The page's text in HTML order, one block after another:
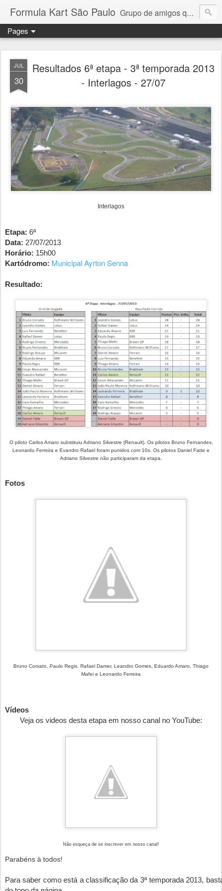
Formula Kart São Paulo Grupo de amigos que adoram pilotar e se reúnem uma vez por mês para a disputa de um campeonato competitivo e amigável. Granja Viana, Interlagos, Paulínia e Aldeia da Serra. Troféus e medalhas em todas as etapas para os 6 primeiros colocados + pole position e volta mais rápida da prova. Campeonato por pilotos e por equipe com troféus para os 3 primeiros + cada piloto da equipe campeã. Medalhas para todos os participantes.
Pages
JUL
30
Resultados 6ª etapa - 3ª temporada 2013
- Interlagos - 27/07
Interlagos
Etapa: 6ª
Data: 27/07/2013
Horário: 15h00
Kartódromo: Municipal Ayrton Senna
Resultado:
O piloto Carlos Amaro substituiu Adriano Silvestre (Renault). Os pilotos Bruno Fernandes,
Leonardo Ferreira e Evandro Rafael foram punidos com 10s. Os pilotos Daniel Fatte e
Adriano Silvestre não participaram da etapa.
Fotos
Bruno Corsato, Paulo Regis, Rafael Damer, Leandro Gomes, Eduardo Amaro, Thiago
Mafei e Leonardo Ferreira
Vídeos
Veja os videos desta etapa em nosso canal no YouTube:
Não esqueça de se inscrever em nosso canal!
Parabéns à todos!
Para saber como está a classificação da 3ª temporada 2013,